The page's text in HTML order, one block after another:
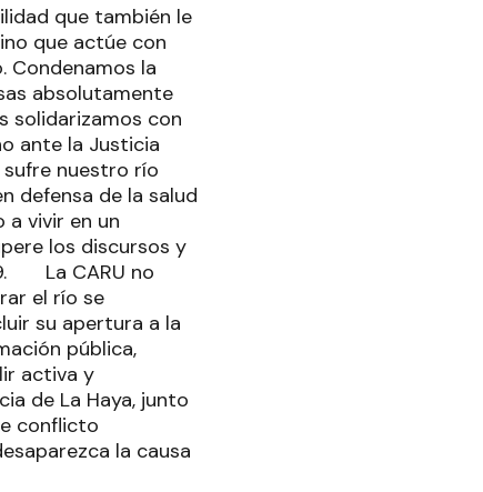
que también le
que actúe con
Condenamos la
absolutamente
solidarizamos con
ante la Justicia
nuestro río
defensa de la salud
vivir en un
los discursos y
La CARU no
el río se
su apertura a la
pública,
activa y
de La Haya, junto
conflicto
la causa